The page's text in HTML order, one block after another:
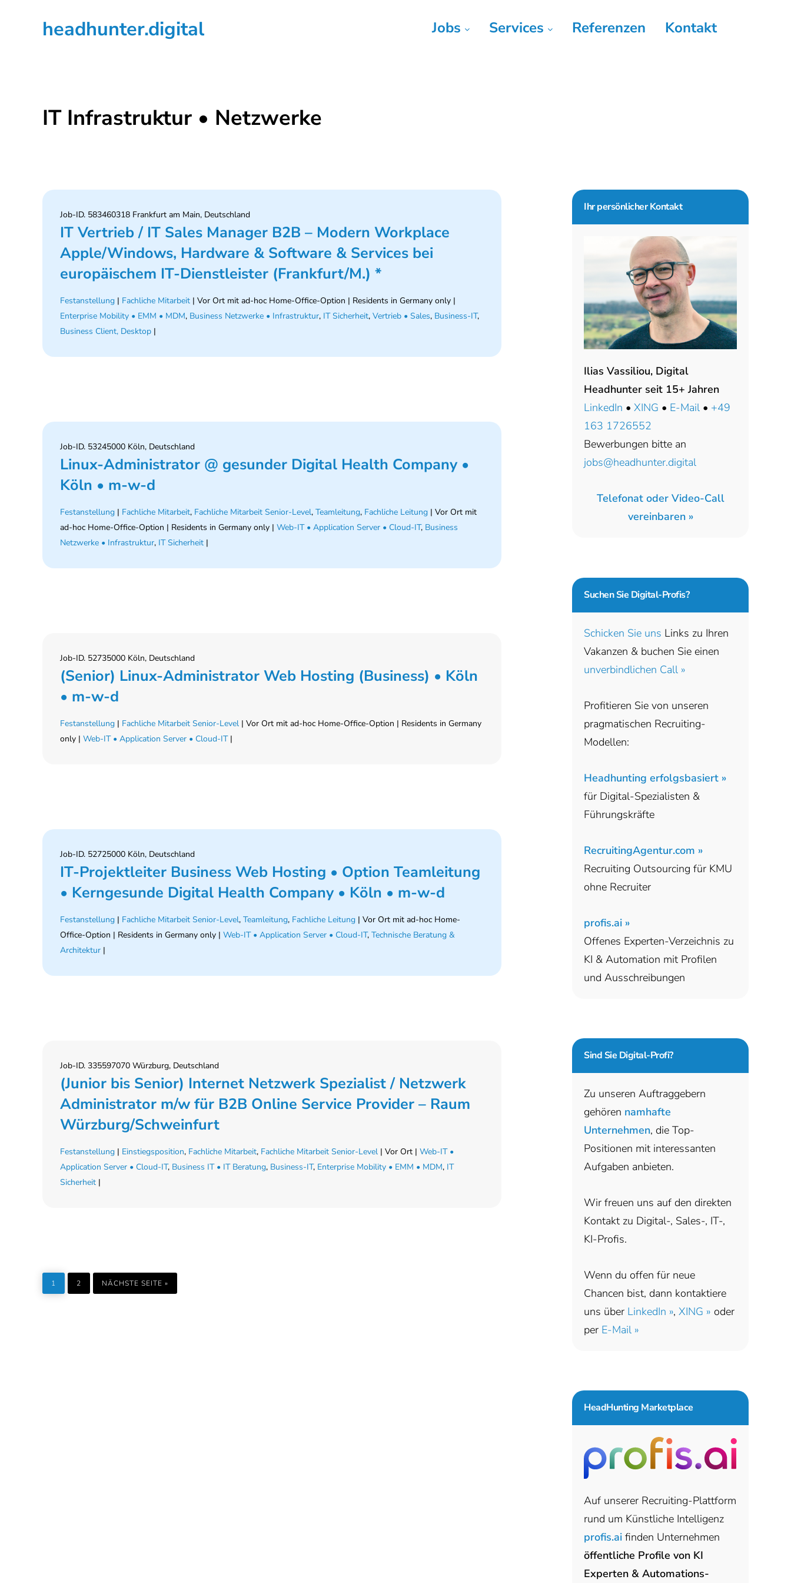
Hauptnavigation
Seitenspalteheadhunter.digital Jobs Services Referenzen Kontakt
IT Infrastruktur • Netzwerke
Job-ID. 583460318 Frankfurt am Main, Deutschland
IT Vertrieb / IT Sales Manager B2B – Modern Workplace
Apple/Windows, Hardware & Software & Services bei
europäischem IT-Dienstleister (Frankfurt/M.) *
Festanstellung | Fachliche Mitarbeit | Vor Ort mit ad-hoc Home-Office-Option | Residents in Germany only |
Enterprise Mobility • EMM • MDM, Business Netzwerke • Infrastruktur, IT Sicherheit, Vertrieb • Sales, Business-IT,
Business Client, Desktop |
Job-ID. 53245000 Köln, Deutschland
Linux-Administrator @ gesunder Digital Health Company •
Köln • m-w-d
Festanstellung | Fachliche Mitarbeit, Fachliche Mitarbeit Senior-Level, Teamleitung, Fachliche Leitung | Vor Ort mit
ad-hoc Home-Office-Option | Residents in Germany only | Web-IT • Application Server • Cloud-IT, Business
Netzwerke • Infrastruktur, IT Sicherheit |
Job-ID. 52735000 Köln, Deutschland
(Senior) Linux-Administrator Web Hosting (Business) • Köln
• m-w-d
Festanstellung | Fachliche Mitarbeit Senior-Level | Vor Ort mit ad-hoc Home-Office-Option | Residents in Germany
only | Web-IT • Application Server • Cloud-IT|
Job-ID. 52725000 Köln, Deutschland
IT-Projektleiter Business Web Hosting • Option Teamleitung
• Kerngesunde Digital Health Company • Köln • m-w-d
Festanstellung | Fachliche Mitarbeit Senior-Level, Teamleitung, Fachliche Leitung | Vor Ort mit ad-hoc Home-
Office-Option | Residents in Germany only | Web-IT • Application Server • Cloud-IT, Technische Beratung &
Architektur |
Job-ID. 335597070 Würzburg, Deutschland
(Junior bis Senior) Internet Netzwerk Spezialist / Netzwerk
Administrator m/w für B2B Online Service Provider – Raum
Würzburg/Schweinfurt
Festanstellung | Einstiegsposition, Fachliche Mitarbeit, Fachliche Mitarbeit Senior-Level | Vor Ort | Web-IT •
Application Server • Cloud-IT, Business IT • IT Beratung, Business-IT, Enterprise Mobility • EMM • MDM, IT
Sicherheit |
SEITE
1
SEITE
2
NÄCHSTE SEITE
AUFRUFEN
»
Seitenspalte
Ihr persönlicher Kontakt
Ilias Vassiliou, Digital
Headhunter seit 15+ Jahren
LinkedIn • XING • E-Mail • +49
163 1726552
Bewerbungen bitte an
jobs@headhunter.digital
Telefonat oder Video-Call
vereinbaren »
Suchen Sie Digital-Profis?
Schicken Sie uns Links zu Ihren
Vakanzen & buchen Sie einen
unverbindlichen Call »
Profitieren Sie von unseren
pragmatischen Recruiting-
Modellen:
Headhunting erfolgsbasiert »
für Digital-Spezialisten &
Führungskräfte
RecruitingAgentur.com »
Recruiting Outsourcing für KMU
ohne Recruiter
profis.ai »
Offenes Experten-Verzeichnis zu
KI & Automation mit Profilen
und Ausschreibungen
Sind Sie Digital-Profi?
Zu unseren Auftraggebern
gehören namhafte
Unternehmen, die Top-
Positionen mit interessanten
Aufgaben anbieten.
Wir freuen uns auf den direkten
Kontakt zu Digital-, Sales-, IT-,
KI-Profis.
Wenn du offen für neue
Chancen bist, dann kontaktiere
uns über LinkedIn », XING » oder
per E-Mail »
HeadHunting Marketplace
Auf unserer Recruiting-Plattform
rund um Künstliche Intelligenz
profis.ai finden Unternehmen
öffentliche Profile von KI
Experten & Automations-